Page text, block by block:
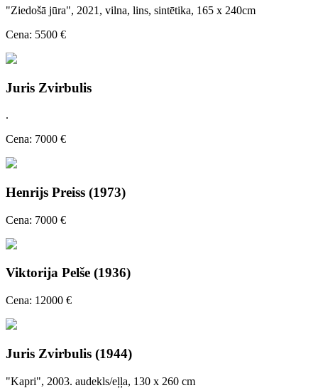
"Ziedošā jūra", 2021, vilna, lins, sintētika, 165 x 240cm
Cena: 5500 €
Juris Zvirbulis
.
Cena: 7000 €
Henrijs Preiss (1973)
Cena: 7000 €
Viktorija Pelše (1936)
Cena: 12000 €
Juris Zvirbulis (1944)
"Kapri", 2003. audekls/eļļa, 130 x 260 cm